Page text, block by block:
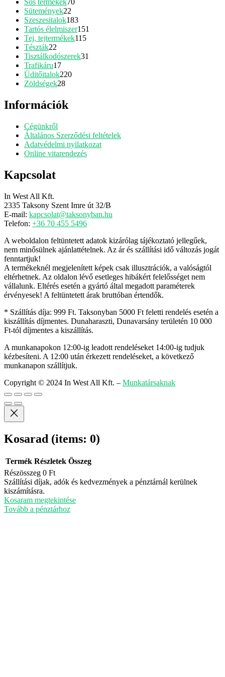
Sós termékek70
Sütemények22
termék
Szeszesitalok183183
termék
Tartós élelmiszer151
Tej, tejtermékek115115
Tészták22
termék
Tisztálkodószerek31
Trafikáru1717
termék
Üditőitalok220220
Zöldségek2828
Információk
Cégünkről
Általános Szerződési feltételek
Adatvédelmi nyilatkozat
Online vitarendezés
Kapcsolat
In West All Kft.
2335 Taksony Szent Imre út 32/B
E-mail: kapcsolat@taksonyban.hu
Telefon: +36 70 455 5496
A weboldalon feltüntetett adatok kizárólag tájékoztató jellegűek,
nem minősülnek ajánlattételnek. Az ár és szállítási idő változás jogát
fenntartjuk!
A termékeknél megjelenített képek csak illusztrációk, a valóságtól
eltérhetnek. Az oldalon lévő esetleges hibákért felelősséget nem
vállalunk. Eltérés esetén a gyártó által megadott paraméterek
érvényesek! A feltüntetett árak bruttóban értendők.
* Szállítás díja: 999 Ft. Taksonyban 5000 Ft feletti rendelés esetén a
kiszállítás díjmentes. Dunaharaszti, Dunavarsány területén 10 000
Ft-tól díjmentes a kiszállítás.
A munkanapokon 12:00-ig leadott rendeléseket 14:00-ig tudjuk
kézbesíteni. A 12:00 után érkezett rendeléseket, a következő
munkanapon szállítjuk.
Copyright © 2024 In West All Kft. – Munkatársaknak
Kosarad (items: 0)
Termékek
a
kosárban
Termék Részletek Összeg
Részösszeg 0 Ft
Szállítási díjak, adók és kedvezmények a pénztárnál kerülnek
kiszámításra.
Kosaram megtekintése
Tovább a pénztárhoz